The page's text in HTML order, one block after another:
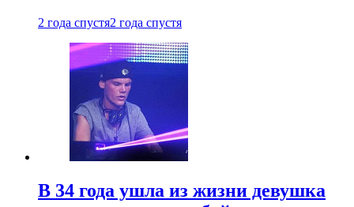
2 года спустя2 года спустя
В 34 года ушла из жизни девушка